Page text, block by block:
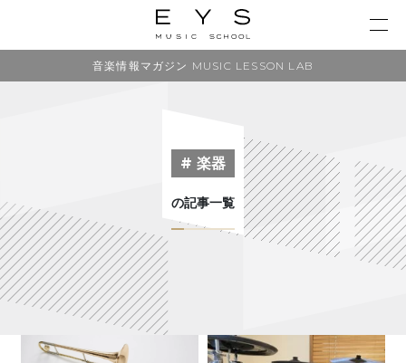
音楽情報マガジン MUSIC LESSON LAB
# 楽器
の記事一覧